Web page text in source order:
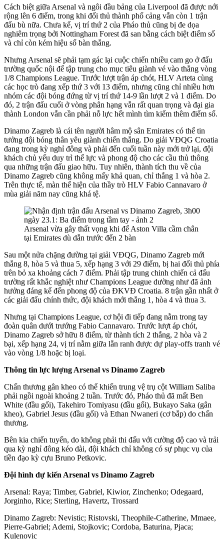
Cách biệt giữa Arsenal và ngôi đầu bảng của Liverpool đã được nới
rộng lên 6 điểm, trong khi đối thủ thành phố cảng vẫn còn 1 trận
đấu bù nữa. Chưa kể, vị trí thứ 2 của Pháo thủ cũng bị đe dọa
nghiêm trọng bởi Nottingham Forest đã san bằng cách biệt điểm số
và chỉ còn kém hiệu số bàn thắng.
Nhưng Arsenal sẽ phải tạm gác lại cuộc chiến nhiều cam go ở đấu
trường quốc nội để tập trung cho mục tiêu giành vé vào thẳng vòng
1/8 Champions League. Trước lượt trận áp chót, HLV Arteta cùng
các học trò đang xếp thứ 3 với 13 điểm, nhưng cũng chỉ nhiều hơn
nhóm các đội bóng đứng từ vị trí thứ 14-9 lần lượt 2 và 1 điểm. Do
đó, 2 trận đấu cuối ở vòng phân hạng vẫn rất quan trọng và đại gia
thành London vẫn cần phải nỗ lực hết mình tìm kiếm thêm điểm số.
Dinamo Zagreb là cái tên người hâm mộ sân Emirates có thể tin
tưởng đội bóng thân yêu giành chiến thắng. Do giải VĐQG Croatia
đang trong kỳ nghỉ đông và phải đến cuối tuần này mới trở lại, đội
khách chủ yếu duy trì thể lực và phong độ cho các cầu thủ thông
qua những trận đấu giao hữu. Tuy nhiên, thành tích thu về của
Dinamo Zagreb cũng không mấy khả quan, chỉ thắng 1 và hòa 2.
Trên thực tế, màn thể hiện của thầy trò HLV Fabio Cannavaro ở
mùa giải năm nay cũng khá tệ.
Arsenal vừa gây thất vọng khi để Aston Villa cầm chân
tại Emirates dù dẫn trước đến 2 bàn
Sau một nửa chặng đường tại giải VĐQG, Dinamo Zagreb mới
thắng 8, hòa 5 và thua 5, xếp hạng 3 với 29 điểm, bị hai đối thủ phía
trên bỏ xa khoảng cách 7 điểm. Phải tập trung chinh chiến cả đấu
trường rất khắc nghiệt như Champions League dường như đã ảnh
hưởng đáng kể đến phong độ của ĐKVĐ Croatia. 8 trận gần nhất ở
các giải đấu chính thức, đội khách mới thắng 1, hòa 4 và thua 3.
Nhưng tại Champions League, cơ hội đi tiếp đang nằm trong tay
đoàn quân dưới trướng Fabio Cannavaro. Trước lượt áp chót,
Dinamo Zagreb sở hữu 8 điểm, từ thành tích 2 thắng, 2 hòa và 2
bại, xếp hạng 24, vị trí nằm giữa lằn ranh được dự play-offs tranh vé
vào vòng 1/8 hoặc bị loại.
Thông tin lực lượng Arsenal vs Dinamo Zagreb
Chấn thương gân kheo có thể khiến trung vệ trụ cột William Saliba
phải ngồi ngoài khoảng 2 tuần. Trước đó, Pháo thủ đã mất Ben
White (đầu gối), Takehiro Tomiyasu (đầu gối), Bukayo Saka (gân
kheo), Gabriel Jesus (đầu gối) và Ethan Nwaneri (cơ bắp) do chấn
thương.
Bên kia chiến tuyến, do không phải thi đấu với cường độ cao và trải
qua kỳ nghỉ đông kéo dài, đội khách chỉ không có sự phục vụ của
tiền đạo kỳ cựu Bruno Petkovic.
Đội hình dự kiến Arsenal vs Dinamo Zagreb
Arsenal: Raya; Timber, Gabriel, Kiwior, Zinchenko; Odegaard,
Jorginho, Rice; Sterling, Havertz, Trossard
Dinamo Zagreb: Nevistic; Ristovski, Theophile-Catherine, Mmaee,
Pierre-Gabriel; Ademi, Stojkovic; Cordoba, Baturina, Pjaca;
Kulenovic